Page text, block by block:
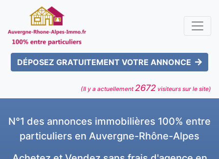
DÉPOSEZ GRATUITEMENT VOTRE ANNONCE
(Il y a actuellement2672 visiteurs sur le site)
N°1 des annonces immobilières 100% entre
particuliers en Auvergne-Rhône-Alpes